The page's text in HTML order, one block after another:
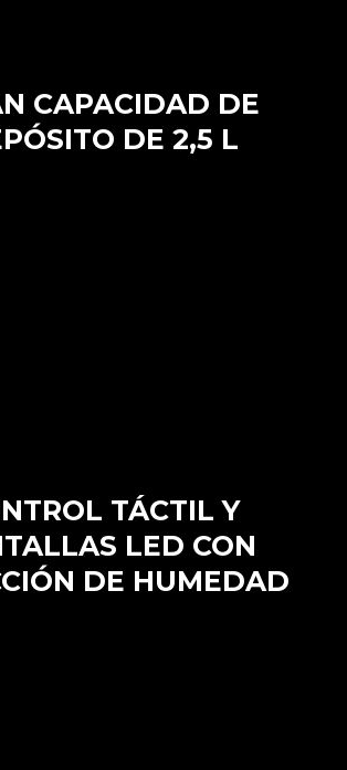
DE 2,5 L
LED CON
DE HUMEDAD